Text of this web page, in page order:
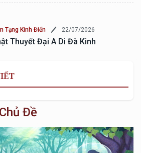
Tạng Kinh Điển 22/07/2026
Thuyết Đại A Di Đà Kinh
Đề